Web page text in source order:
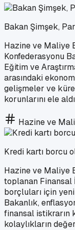
Bakan Şimşek,
Hazine ve Maliye
Konfederasyonu
Eğitim ve
arasındaki
gelişmeler ve
korunlarını ele
Hazine ve
Kredi kartı borcu
Hazine ve Maliye
toplanan Finansal
borçluları için yeni
Bakanlık,
finansal istikrarın
kolaylıkların